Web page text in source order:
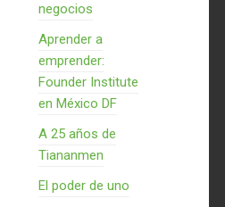
negocios
Aprender a
emprender:
Founder Institute
en México DF
A 25 años de
Tiananmen
El poder de uno